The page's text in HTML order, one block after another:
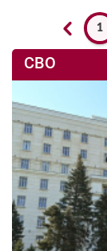
1
СВО